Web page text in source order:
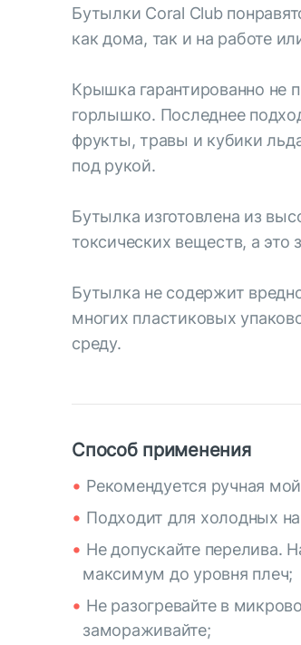
Бутылки Coral Club
как дома, так и на работе
Крышка гарантированно не
горлышко. Последнее
фрукты, травы и кубики
под рукой.
Бутылка изготовлена из
токсических веществ, а это
Бутылка не содержит
многих пластиковых
среду.
Способ применения
Рекомендуется ручная
Подходит для холодных
Не допускайте перелива.
максимум до уровня плеч;
Не разогревайте в
замораживайте;